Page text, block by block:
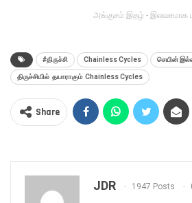
அங்குசம் இதழ் - இலவசமாக
#திருச்சி Chainless Cycles செயின்
திருச்சியில் தயாராகும் Chainless Cycles
Share
JDR 1947 Posts